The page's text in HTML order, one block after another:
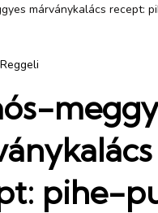
márványkalács recept:
Reggeli
pihe-